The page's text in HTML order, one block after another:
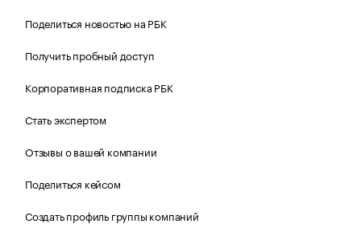
Поделиться новостью на РБК
Получить пробный доступ
Корпоративная подписка РБК
Стать экспертом
Отзывы о вашей компании
Поделиться кейсом
Создать профиль группы компаний